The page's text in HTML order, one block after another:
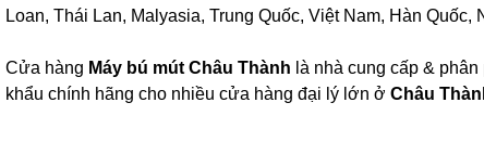
Loan, Thái Lan, Malyasia, Trung Quốc, Việt Nam, Hàn Quốc,
Cửa hàng Máy bú mút Châu Thành là nhà cung cấp &
khẩu chính hãng cho nhiều cửa hàng đại lý lớn ở Châu